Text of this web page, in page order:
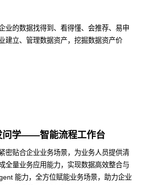
业的数据找得到、看得懂、会推荐、易申
建立、管理数据资产，挖掘数据资产价
问学——智能流程工作台
密贴合企业业务场景，为业务人员提供清
全量业务应用能力，实现数据高效整合与
能力，全方位赋能业务场景，助力企业